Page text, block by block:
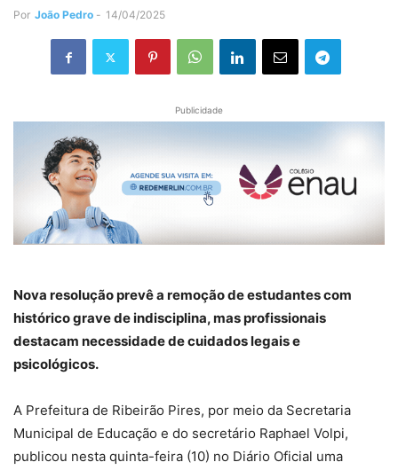
Por João Pedro - 14/04/2025
Publicidade
Nova resolução prevê a remoção de estudantes com
histórico grave de indisciplina, mas profissionais
destacam necessidade de cuidados legais e
psicológicos.
A Prefeitura de Ribeirão Pires, por meio da Secretaria
Municipal de Educação e do secretário Raphael Volpi,
publicou nesta quinta-feira (10) no Diário Oficial uma